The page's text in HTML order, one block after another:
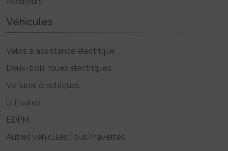
Véhicules
Vélos à assistance électrique
Deux-trois roues électriques
Voitures électriques
Utilitaires
EDPM
Autres véhicules : bus/navettes